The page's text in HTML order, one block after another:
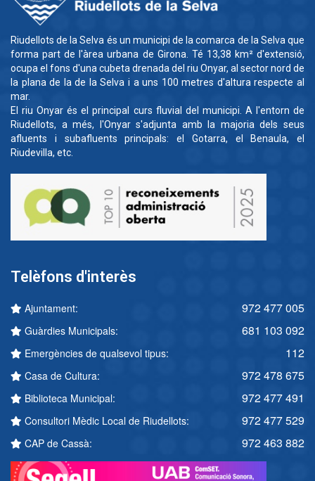
Riudellots de la Selva és un municipi de la comarca de la Selva que
forma part de l'àrea urbana de Girona. Té 13,38 km² d'extensió,
ocupa el fons d'una cubeta drenada del riu Onyar, al sector nord de
la plana de la de la Selva i a uns 100 metres d'altura respecte al
mar.
El riu Onyar és el principal curs fluvial del municipi. A l'entorn de
Riudellots, a més, l'Onyar s'adjunta amb la majoria dels seus
afluents i subafluents principals: el Gotarra, el Benaula, el
Riudevilla, etc.
Telèfons d'interès
Ajuntament: 972 477 005
Guàrdies Municipals: 681 103 092
Emergències de qualsevol tipus: 112
Casa de Cultura: 972 478 675
Biblioteca Municipal: 972 477 491
Consultori Mèdic Local de Riudellots: 972 477 529
CAP de Cassà: 972 463 882